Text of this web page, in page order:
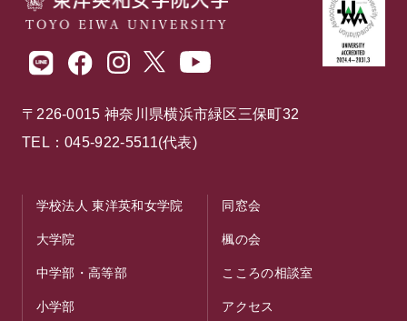
〒226-0015 神奈川県横浜市緑区三保町32
TEL：045-922-5511(代表)
学校法人 東洋英和女学院
大学院
中学部・高等部
小学部
同窓会
楓の会
こころの相談室
アクセス